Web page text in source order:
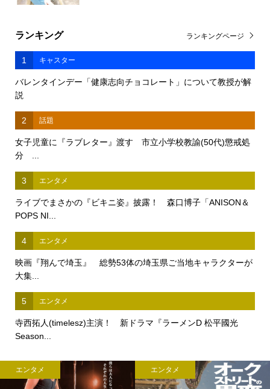
ランキング
1 キャスター
バレンタインデー「健康志向チョコレート」について教授が解
説
2 話題
女子児童に『ラブレター』渡す 市立小学校教諭(50代)懲戒処
分 ...
3 エンタメ
ライブでまさかの『ビキニ姿』披露！ 森口博子「ANISON＆
POPS NI...
4 エンタメ
映画『翔んで埼玉』 総勢53体の埼玉県ご当地キャラクターが
大集...
5 エンタメ
寺西拓人(timelesz)主演！ 新ドラマ『ラーメンD 松平國光
Season...
ランキングページ
エンタメ エンタメ